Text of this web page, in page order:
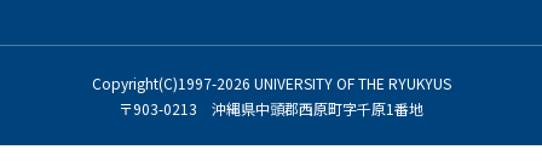
Copyright(C)1997-2026 UNIVERSITY OF THE RYUKYUS
〒903-0213 沖縄県中頭郡西原町字千原1番地